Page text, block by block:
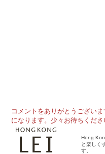
コメントをありがとうござい
になります。少々お待ちくださ
Hong
と楽しく
す。